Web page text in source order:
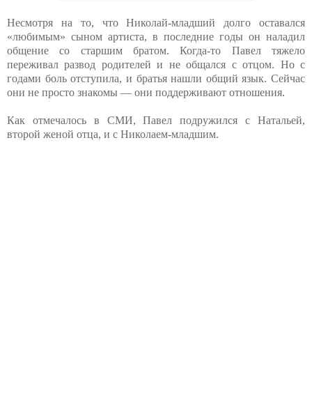
Несмотря на то, что Николай-младший долго оставался
«любимым» сыном артиста, в последние годы он наладил
общение со старшим братом. Когда-то Павел тяжело
переживал развод родителей и не общался с отцом. Но с
годами боль отступила, и братья нашли общий язык. Сейчас
они не просто знакомы — они поддерживают отношения.
Как отмечалось в СМИ, Павел подружился с Натальей,
второй женой отца, и с Николаем-младшим.